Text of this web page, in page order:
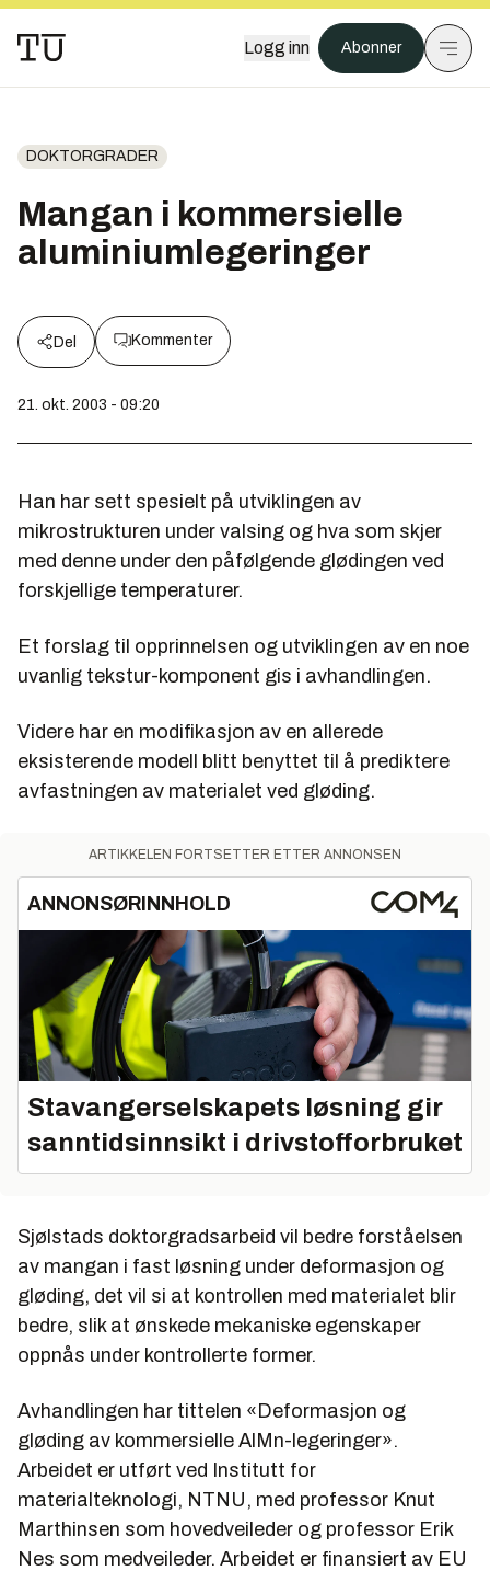
Logg inn Abonner
DOKTORGRADER
Mangan i kommersielle
aluminiumlegeringer
Del Kommenter
21. okt. 2003 - 09:20
Han har sett spesielt på utviklingen av
mikrostrukturen under valsing og hva som skjer
med denne under den påfølgende glødingen ved
forskjellige temperaturer.
Et forslag til opprinnelsen og utviklingen av en noe
uvanlig tekstur-komponent gis i avhandlingen.
Videre har en modifikasjon av en allerede
eksisterende modell blitt benyttet til å prediktere
avfastningen av materialet ved gløding.
ARTIKKELEN FORTSETTER ETTER ANNONSEN
ANNONSØRINNHOLD
Stavangerselskapets løsning gir
sanntidsinnsikt i drivstofforbruket
Sjølstads doktorgradsarbeid vil bedre forståelsen
av mangan i fast løsning under deformasjon og
gløding, det vil si at kontrollen med materialet blir
bedre, slik at ønskede mekaniske egenskaper
oppnås under kontrollerte former.
Avhandlingen har tittelen «Deformasjon og
gløding av kommersielle AlMn-legeringer».
Arbeidet er utført ved Institutt for
materialteknologi, NTNU, med professor Knut
Marthinsen som hovedveileder og professor Erik
Nes som medveileder. Arbeidet er finansiert av EU